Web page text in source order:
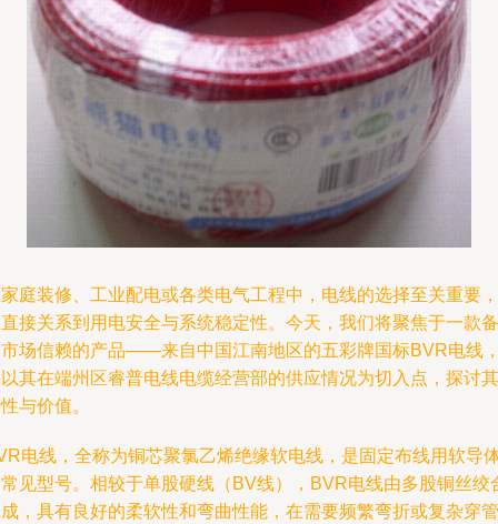
庭装修、工业配电或各类电气工程中，电线的选择至关重要，
接关系到用电安全与系统稳定性。今天，我们将聚焦于一款备
场信赖的产品——来自中国江南地区的五彩牌国标BVR电线
其在端州区睿普电线电缆经营部的供应情况为切入点，探讨其
与价值。
电线，全称为铜芯聚氯乙烯绝缘软电线，是固定布线用软导
见型号。相较于单股硬线（BV线），BVR电线由多股铜丝绞
，具有良好的柔软性和弯曲性能，在需要频繁弯折或复杂穿管